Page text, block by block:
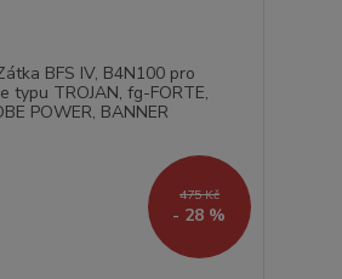
475 Kč
- 28 %